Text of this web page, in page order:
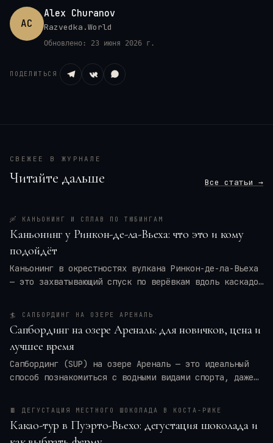
AC
Alex Churanov
Razvedka.World
Обновлено: 23 июня 2026 г.
ПОДЕЛИТЬСЯ
СВЕЖЕЕ В ЖУРНАЛЕ
Читайте дальше Все статьи →
🛶 КАНЬОНИНГ И СПЛАВ ПО ТЮБИНГАМ
Каньонинг у Ринкон-де-ла-Вьеха: что это и кому
подойдёт
Каньонинг в окрестностях вулкана Ринкон-де-ла-Вьеха
— это захватывающий спуск по верёвкам вдоль каскадов
новичков или только для профи? Мы разберём программу
тура, требования к физической форме, оптимальные
месяцы и актуальные цены на 2026 год. Вы также
получите практические советы по экипировке и
безопасности, чтобы ваше путешествие вКоста-Рику
🏄 САПБОРДИНГ НА ОЗЕРЕ АРЕНАЛЬ
Сапбординг на озере Ареналь: для новичков, цена и
лучшее время
Сапбординг (SUP) на озере Ареналь — это идеальный
способ познакомиться с водными видами спорта, даже
атмосферу. В этой статье я расскажу, сколько стоят
туры и аренда досок, когда лучше всего ехать, чтобы
🍫 ДЕГУСТАЦИЯ МЕСТНОГО ШОКОЛАДА В КОСТА-РИКЕ
Какао-тур в Пуэрто-Вьехо: дегустация шоколада и